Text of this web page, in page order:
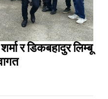
र डिकबहादुर लिम्बू